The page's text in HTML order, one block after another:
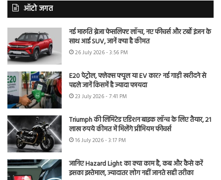
ऑटो जगत
नई मारुति ब्रेजा फेसलिफ्ट लॉन्च, नए फीचर्स और टर्बो इंजन के
साथ आई SUV, जानें क्या है कीमत
26 July 2026 - 3:56 PM
E20 पेट्रोल, फ्लेक्स फ्यूल या EV कार? नई गाड़ी खरीदने से
पहले जानें किसमें है ज्यादा फायदा
23 July 2026 - 7:41 PM
Triumph की लिमिटेड एडिशन बाइक लॉन्च के लिए तैयार, 21
लाख रुपये कीमत में मिलेंगे प्रीमियम फीचर्स
16 July 2026 - 3:17 PM
जानिए Hazard Light का क्या काम है, कब और कैसे करें
इसका इस्तेमाल, ज्यादातर लोग नहीं जानते सही तरीका